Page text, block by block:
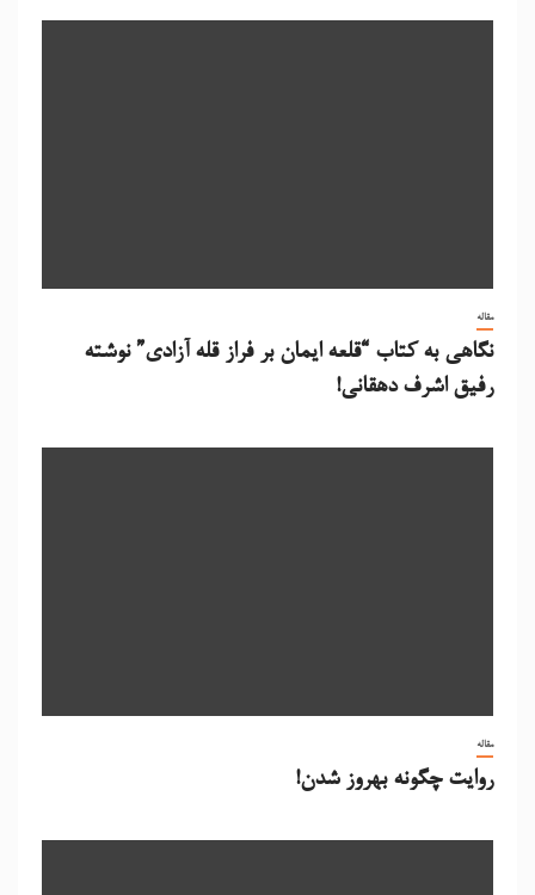
مقاله
نگاهی به کتاب “قلعه ایمان بر فراز قله آزادی” نوشته
رفیق اشرف دهقانی!
مقاله
روایت چگونه بهروز شدن!